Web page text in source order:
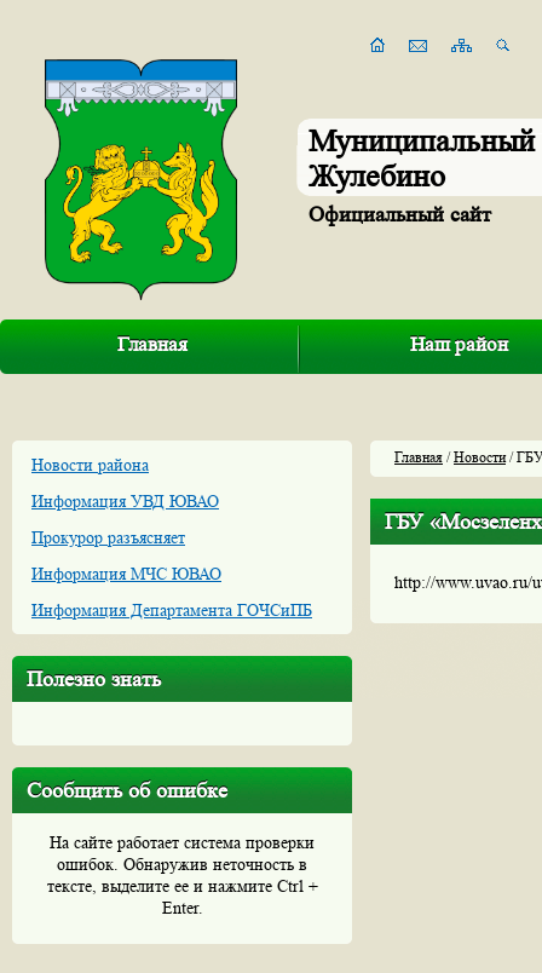
Муниципальный
Жулебино
Официальный сайт
Главная Наш район
Новости района
Информация УВД ЮВАО
Прокурор разъясняет
Информация МЧС ЮВАО
Информация Департамента ГОЧСиПБ
Полезно знать
Сообщить об ошибке
На сайте работает система проверки
ошибок. Обнаружив неточность в
тексте, выделите ее и нажмите Ctrl +
Enter.
Главная /Новости/ ГБУ
ГБУ
http://www.uvao.ru/